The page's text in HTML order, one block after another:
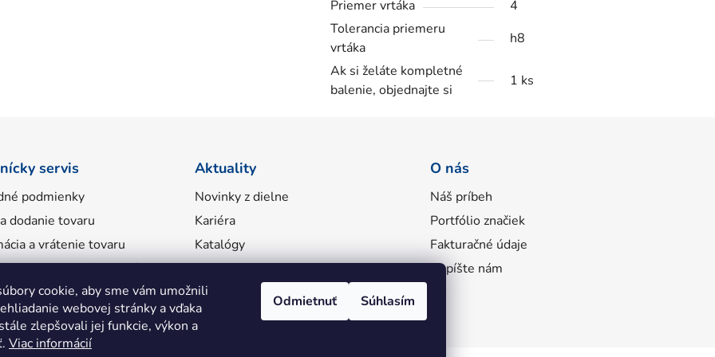
cookie, aby sme vám umožnili
webovej stránky a vďaka
zlepšovali jej funkcie, výkon a
Viac informácií
Odmietnuť Súhlasím
Priemer vrtáka
4
Tolerancia priemeru
vrtáka
h8
Ak si želáte kompletné
balenie, objednajte si
1 ks
servis
podmienky
dodanie tovaru
a vrátenie tovaru
o spracovaní osobných
Aktuality
Novinky z dielne
Kariéra
Katalógy
O nás
Náš príbeh
Portfólio značiek
Fakturačné údaje
Napíšte nám